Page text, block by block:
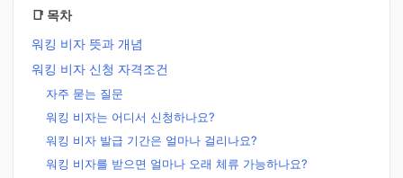
📑 목차
워킹 비자 뜻과 개념
워킹 비자 신청 자격조건
자주 묻는 질문
워킹 비자는 어디서 신청하나요?
워킹 비자 발급 기간은 얼마나 걸리나요?
워킹 비자를 받으면 얼마나 오래 체류 가능하나요?